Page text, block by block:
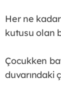
Her ne
kutusu olan
Çocukken
duvarındaki